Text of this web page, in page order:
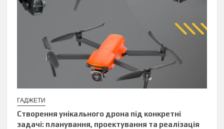
ГАДЖЕТИ
Створення унікального дрона під конкретні
задачі: планування, проектування та реалізація